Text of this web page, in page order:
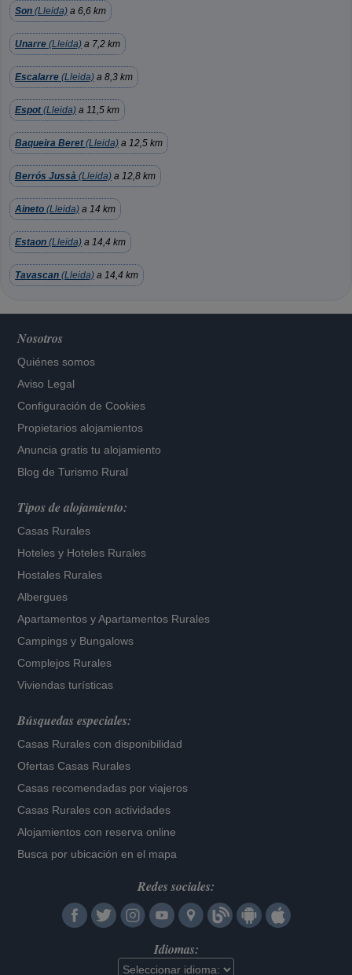
Son (Lleida) a 6,6 km
Unarre (Lleida) a 7,2 km
Escalarre (Lleida) a 8,3 km
Espot(Lleida) a 11,5 km
Baqueira Beret(Lleida) a 12,5 km
Berrós Jussà (Lleida) a 12,8 km
Aineto (Lleida) a 14 km
Estaon (Lleida) a 14,4 km
Tavascan (Lleida) a 14,4 km
Nosotros
Quiénes somos
Aviso Legal
Configuración de Cookies
Propietarios alojamientos
Anuncia gratis tu alojamiento
Blog de Turismo Rural
Tipos de alojamiento:
Casas Rurales
Hoteles y Hoteles Rurales
Hostales Rurales
Albergues
Apartamentos yApartamentos Rurales
Campings y Bungalows
Complejos Rurales
Viviendas turísticas
Búsquedas especiales:
Casas Rurales con disponibilidad
Ofertas Casas Rurales
Casas recomendadas por viajeros
Casas Rurales con actividades
Alojamientos con reserva online
Busca por ubicación en el mapa
Redes sociales:
Idiomas: